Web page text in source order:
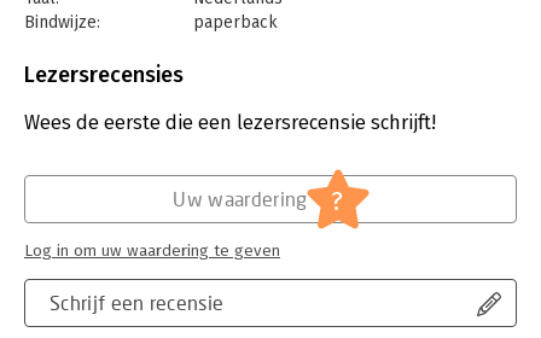
Bindwijze:
paperback
Uitgever:
Verschijningsdatum:
14-11-2024
Werk en loopbaan
Lezersrecensies
Wees de eerste die een lezersrecensie schrijft!
Schrijf een recensie
Uw waardering ?
Log in om uw waardering te geven